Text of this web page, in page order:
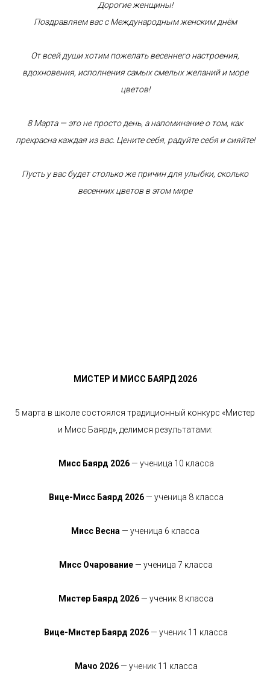
Дорогие женщины!
Поздравляем вас с Международным женским днём
От всей души хотим пожелать весеннего настроения,
вдохновения, исполнения самых смелых желаний и море
цветов!
8 Марта — это не просто день, а напоминание о том, как
прекрасна каждая из вас. Цените себя, радуйте себя и сияйте!
Пусть у вас будет столько же причин для улыбки, сколько
весенних цветов в этом мире
МИСТЕР И МИСС БАЯРД 2026
5 марта в школе состоялся традиционный конкурс «Мистер
и Мисс Баярд», делимся результатами:
Мисс Баярд 2026— ученица 10 класса
Вице-Мисс Баярд 2026— ученица 8 класса
Мисс Весна— ученица 6 класса
Мисс Очарование— ученица 7 класса
Мистер Баярд 2026— ученик 8 класса
Вице-Мистер Баярд 2026— ученик 11 класса
Мачо 2026— ученик 11 класса